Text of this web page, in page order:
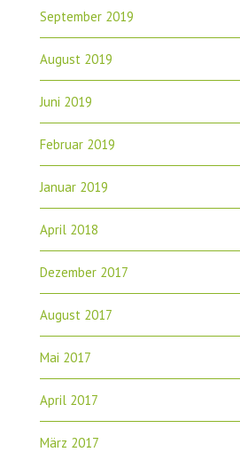
September 2019
August 2019
Juni 2019
Februar 2019
Januar 2019
April 2018
Dezember 2017
August 2017
Mai 2017
April 2017
März 2017